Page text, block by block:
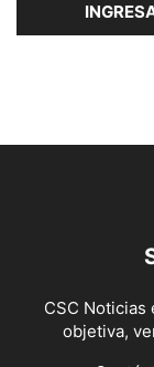
CSC
objetiva,